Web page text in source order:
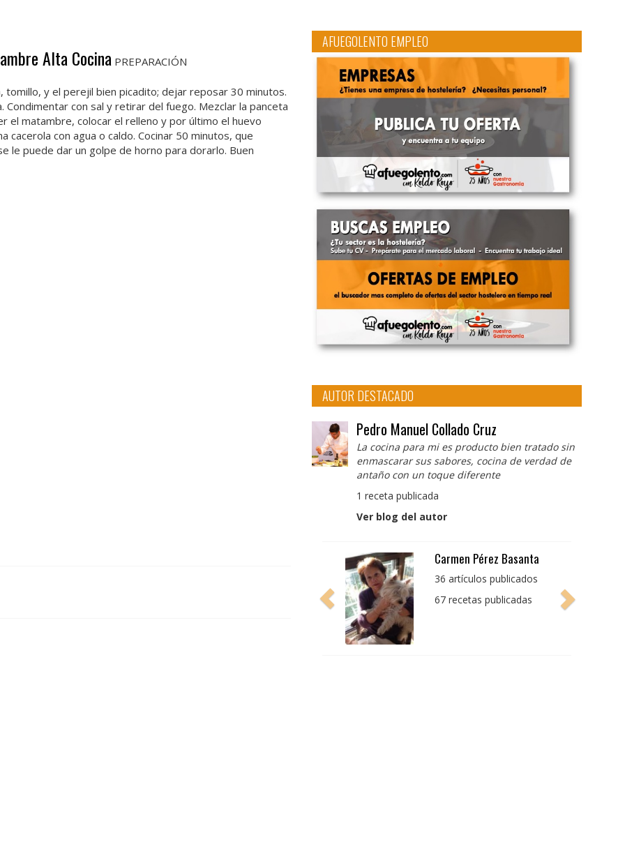
Alta Cocina PREPARACIÓN
y el perejil bien picadito; dejar reposar 30 minutos.
con sal y retirar del fuego. Mezclar la panceta
el matambre, colocar el relleno y por último el huevo
cacerola con agua o caldo. Cocinar 50 minutos, que
le puede dar un golpe de horno para dorarlo. Buen
AFUEGOLENTO EMPLEO
AUTOR DESTACADO
Pedro Manuel Collado Cruz
La cocina para mi es producto bien tratado sin
enmascarar sus sabores, cocina de verdad de
antaño con un toque diferente
1 receta publicada
Ver blog del autor
Pedro Manuel Collado
Cruz
producto bien tratado